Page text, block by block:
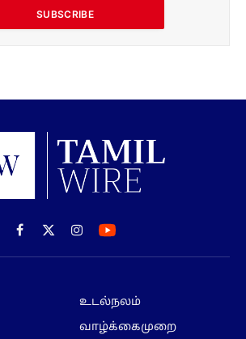
SUBSCRIBE
Facebook
X
(Twitter)
Instagram
உடல்நலம்
வாழ்க்கைமுறை